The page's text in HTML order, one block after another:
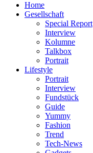
Home
Gesellschaft
Special Report
Interview
Kolumne
Talkbox
Portrait
Lifestyle
Portrait
Interview
Fundstück
Guide
Yummy
Fashion
Trend
Tech-News